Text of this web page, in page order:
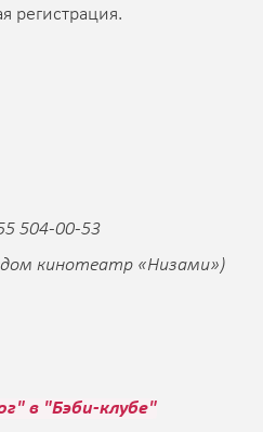
регистрация.
504-00-53
кинотеатр «Низами»)
в "Бэби-клубе"